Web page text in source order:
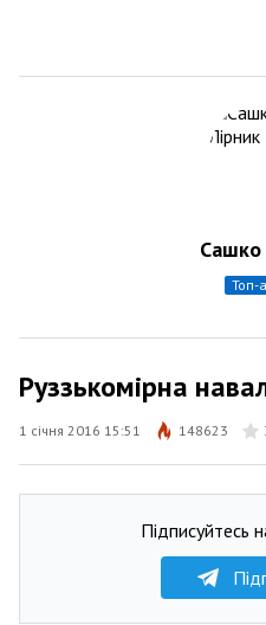
Сашко
топ-
Руззькомірна
1 січня 2016 15:51 148623
Підписуйтесь